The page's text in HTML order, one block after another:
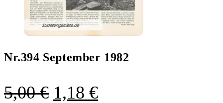
Nr.394 September 1982
5,00€ Ursprünglicher
1,18 €Aktueller